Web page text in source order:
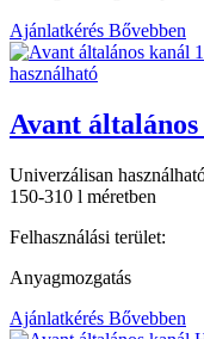
Ajánlatkérés Bővebben
Avant
Univerzálisan
150-310 l méretben
Felhasználási terület:
Anyagmozgatás
Ajánlatkérés Bővebben